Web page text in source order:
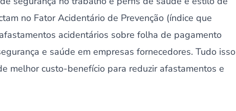
no Fator Acidentário de Prevenção (índice que
acidentários sobre folha de pagamento
e saúde em empresas fornecedores. Tudo isso
melhor custo-benefício para reduzir afastamentos e